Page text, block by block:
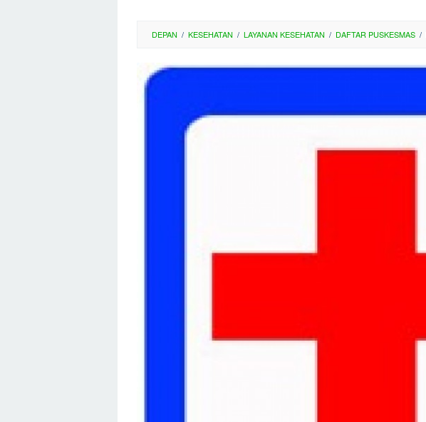
DEPAN / KESEHATAN / LAYANAN KESEHATAN / DAFTAR PUSKESMAS /